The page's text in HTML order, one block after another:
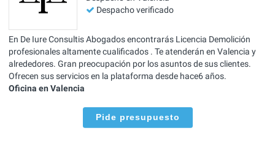
Despacho verificado
En De Iure Consultis Abogados encontrarás Licencia Demolición
profesionales altamente cualificados . Te atenderán en Valencia y
alrededores. Gran preocupación por los asuntos de sus clientes.
Ofrecen sus servicios en la plataforma desde hace6 años.
Oficina en Valencia
Pide presupuesto